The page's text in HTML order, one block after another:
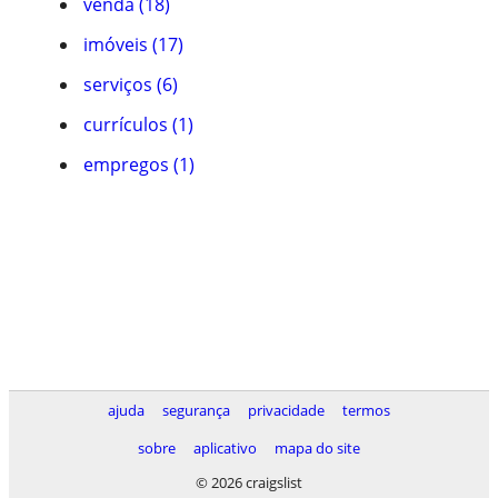
imóveis (17)
serviços (6)
currículos (1)
empregos (1)
ajuda segurança privacidade
termos
sobre
aplicativo
mapa do site
© 2026 craigslist